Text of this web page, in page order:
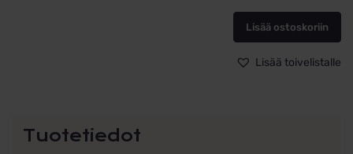
määrä
Lisää ostoskoriin
Lisää toivelistalle
Tuotetiedot